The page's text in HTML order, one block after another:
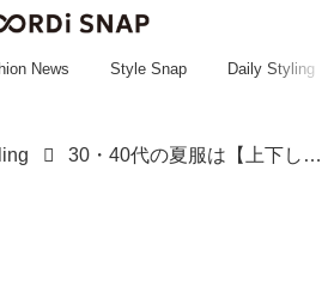
News Style Snap Daily Styling
30・40代の夏服は【上下しまむら】でOKです！ シャレ感たっぷりな「涼しげコーデ」